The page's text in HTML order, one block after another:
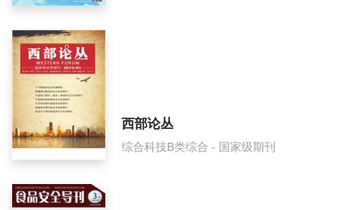
西部论丛
综合科技B类综合 - 国家级期刊